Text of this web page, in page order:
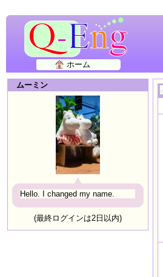
ホーム
ムーミン
Hello. I changed my name.
(最終ログインは2日以内)